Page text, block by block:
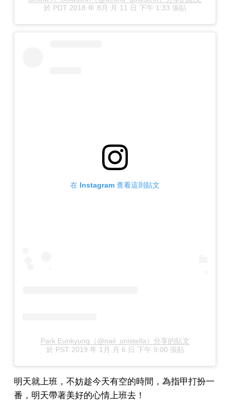
於 PDT 2018 年 8月 月 11 日 下午 1:33 張貼
在 Instagram 查看這則貼文
Park Eunkyung（@nail_unistella）分享的貼文
於 PST 2019 年 1月 月 6 日 下午 9:00 張貼
明天就上班，不妨趁今天有空的時間，為指甲打扮一
番，明天帶著美好的心情上班去！